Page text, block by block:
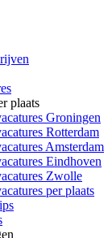
plaats
Groningen
Rotterdam
Amsterdam
Eindhoven
Zwolle
per plaats